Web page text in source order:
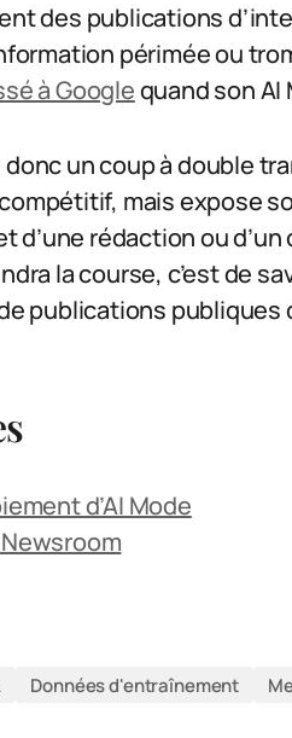
des publications
périmée ou
à Googlequand son AI
un coup à double
mais expose
d’une rédaction ou
la course, c’est de
publications publiques
d’AI Mode
Données d'entraînement